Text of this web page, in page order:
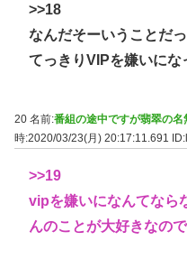
>>18
なんだそーいうことだ
てっきりVIPを嫌いに
20 名前:番組の途中ですが翡翠の
時:2020/03/23(月) 20:17:11.691
>>19
vipを嫌いになんてなら
んのことが大好きなので